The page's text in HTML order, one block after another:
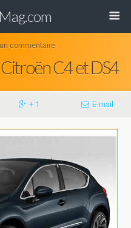
commentaire
C4 et DS4
+ 1 E-mail